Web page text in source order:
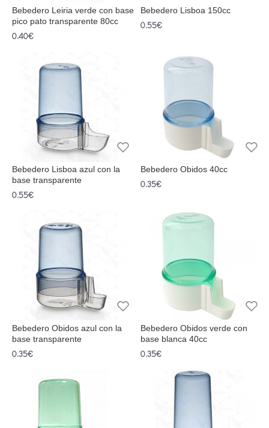
Bebedero Leiria verde con base
pico pato transparente 80cc
0.40€
Bebedero Lisboa 150cc
0.55€
Bebedero Lisboa azul con la
base transparente
0.55€
Bebedero Obidos 40cc
0.35€
Bebedero Obidos azul con la
base transparente
0.35€
Bebedero Obidos verde con
base blanca 40cc
0.35€